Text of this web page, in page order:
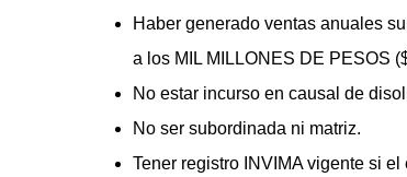
Haber generado ventas anuales
a los MIL MILLONES DE PESOS
No estar incurso en causal de
No ser subordinada ni matriz.
Tener registro INVIMA vigente si